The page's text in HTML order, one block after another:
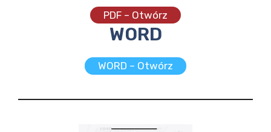
PDF – Otwórz
WORD
WORD – Otwórz